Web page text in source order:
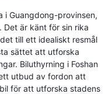
i Guangdong-provinsen,
Det är känt för sin rika
till ett idealiskt resmål
sättet att utforska
Biluthyrning i Foshan
utbud av fordon att
för att utforska stadens